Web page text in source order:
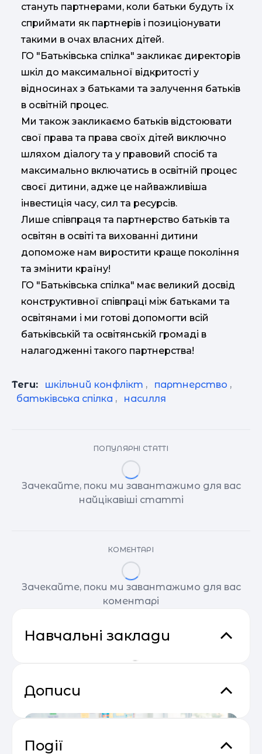
стануть партнерами, коли батьки будуть їх
сприймати як партнерів і позиціонувати
такими в очах власних дітей.
ГО "Батьківська спілка" закликає директорів
шкіл до максимальної відкритості у
відносинах з батьками та залучення батьків
в освітній процес.
Ми також закликаємо батьків відстоювати
свої права та права своїх дітей виключно
шляхом діалогу та у правовий спосіб та
максимально включатись в освітній процес
своєї дитини, адже це найважливіша
інвестиція часу, сил та ресурсів.
Лише співпраця та партнерство батьків та
освітян в освіті та вихованні дитини
допоможе нам виростити краще покоління
та змінити країну!
ГО "Батьківська спілка" має великий досвід
конструктивної співпраці між батьками та
освітянами і ми готові допомогти всій
батьківській та освітянській громаді в
налагодженні такого партнерства!
Теги: шкільний конфлікт , партнерство ,
батьківська спілка , насилля
ПОПУЛЯРНІ СТАТТІ
Зачекайте, поки ми завантажимо для вас
найцікавіші статті
КОМЕНТАРІ
Зачекайте, поки ми завантажимо для вас
коментарі
Навчальні заклади
Дописи
Події